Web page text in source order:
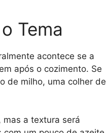
Tema
acontece se a
após o cozimento. Se
de milho, uma colher de
mas a textura será